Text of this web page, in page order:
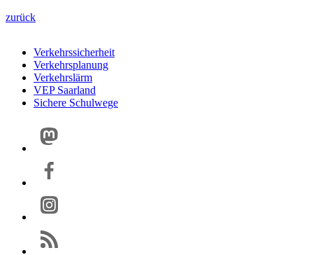
zurück
Verkehrssicherheit
Verkehrsplanung
Verkehrslärm
VEP Saarland
Sichere Schulwege